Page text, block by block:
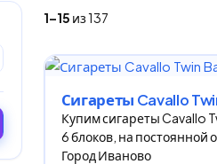
1–15 из 137
Сигареты Cavallo
Купим сигареты Cavallo
6 блоков, на постоянной
Город Иваново